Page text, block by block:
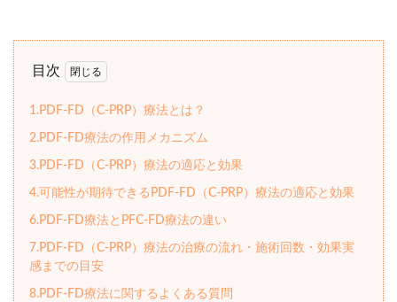
目次
1.PDF-FD（C-PRP）療法とは？
2.PDF-FD療法の作用メカニズム
3.PDF-FD（C-PRP）療法の適応と効果
4.可能性が期待できるPDF-FD（C-PRP）療法の適応と効果
6.PDF-FD療法とPFC-FD療法の違い
7.PDF-FD（C-PRP）療法の治療の流れ・施術回数・効果実
感までの目安
8.PDF-FD療法に関するよくある質問